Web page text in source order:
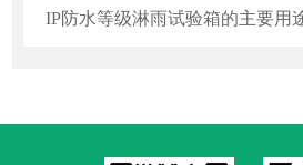
IP防水等级淋雨试验箱的主要用